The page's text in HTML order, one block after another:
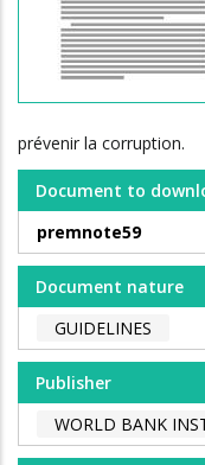
prévenir la corruption.
Document to
premnote59
Document nature
GUIDELINES
Publisher
WORLD BANK